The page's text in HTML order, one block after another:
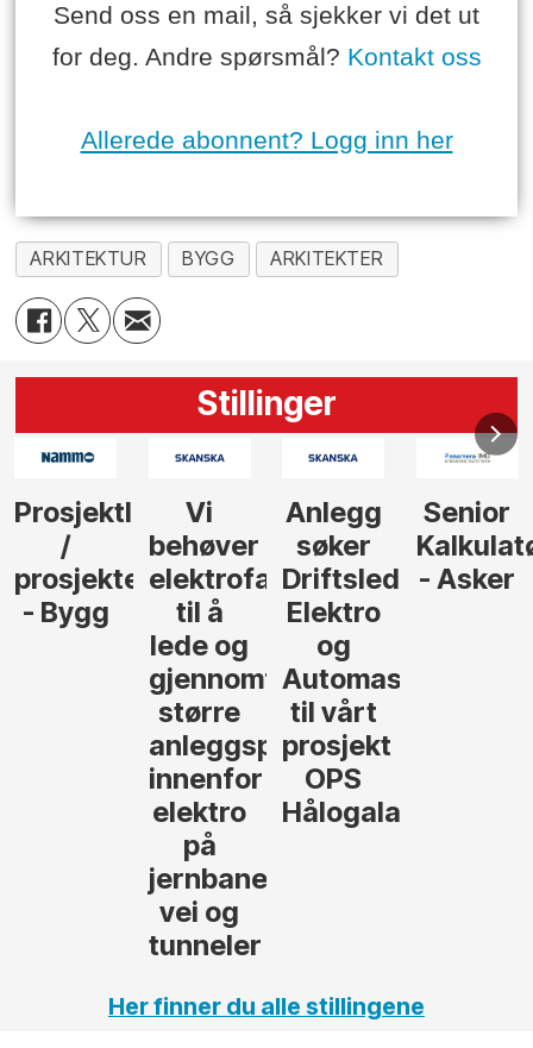
Send oss en mail, så sjekker vi det ut
for deg. Andre spørsmål? Kontakt oss
Allerede abonnent? Logg inn her
ARKITEKTUR BYGG ARKITEKTER
Stillinger
Anlegg
søker
Driftsleder
Elektro
Automasjon
Hålogalandsvegen
Senior
Kalkulatør
- Asker
Senior
Tilbudsleder
Anlegg
- Oslo
Her finner du alle stillingene